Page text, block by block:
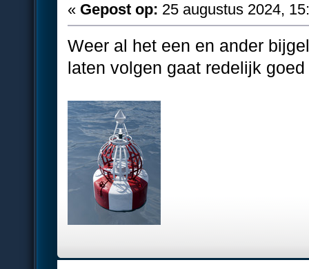
« Gepost op: 25 augustus 2024,
Weer al het een en ander
laten volgen gaat redelijk